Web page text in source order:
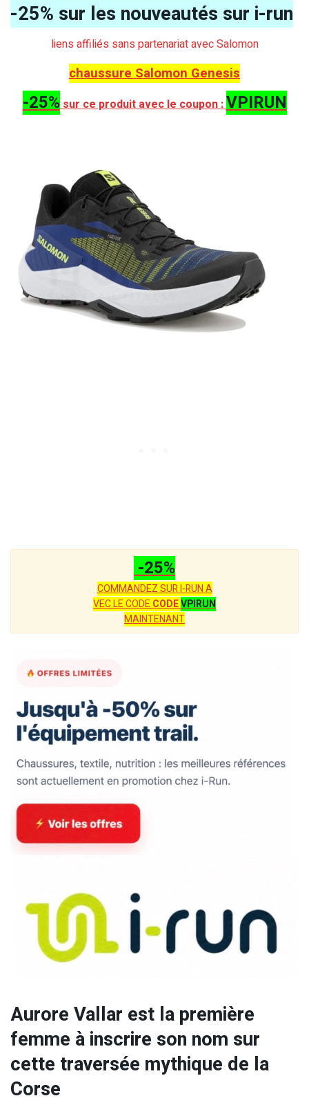
-25% sur les nouveautés sur i-run
liens affiliés sans partenariat avec Salomon
chaussure Salomon Genesis
-25%sur ce produit avec le coupon :VPIRUN
-25%
COMMANDEZ SUR I-RUN A
VEC LE CODECODEVPIRUN
MAINTENANT
Aurore Vallar est la première
femme à inscrire son nom sur
cette traversée mythique de la
Corse